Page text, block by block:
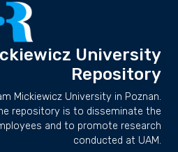
University
Repository
Mickiewicz University in Poznan.
repository is to disseminate the
and to promote research
conducted at UAM.